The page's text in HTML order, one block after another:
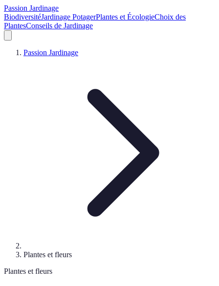
Passion Jardinage
BiodiversitéJardinage PotagerPlantes et ÉcologieChoix des
PlantesConseils de Jardinage
Passion Jardinage
Plantes et fleurs
Plantes et fleurs